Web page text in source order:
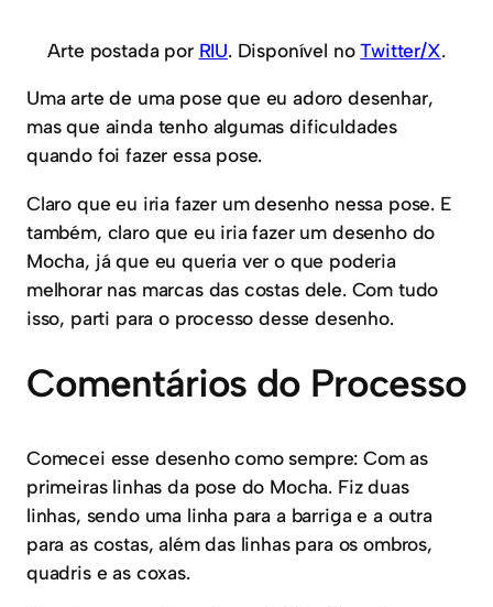
Arte postada por RIU. Disponível noTwitter/X.
Uma arte de uma pose que eu adoro desenhar,
mas que ainda tenho algumas dificuldades
quando foi fazer essa pose.
Claro que eu iria fazer um desenho nessa pose. E
também, claro que eu iria fazer um desenho do
Mocha, já que eu queria ver o que poderia
melhorar nas marcas das costas dele. Com tudo
isso, parti para o processo desse desenho.
Comentários do Processo
Comecei esse desenho como sempre: Com as
primeiras linhas da pose do Mocha. Fiz duas
linhas, sendo uma linha para a barriga e a outra
para as costas, além das linhas para os ombros,
quadris e as coxas.